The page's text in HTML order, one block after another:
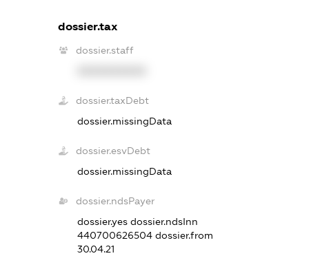
dossier.tax
dossier.staff
dossier.taxDebt
dossier.missingData
dossier.esvDebt
dossier.missingData
dossier.ndsPayer
dossier.yes dossier.ndsInn
440700626504 dossier.from
30.04.21